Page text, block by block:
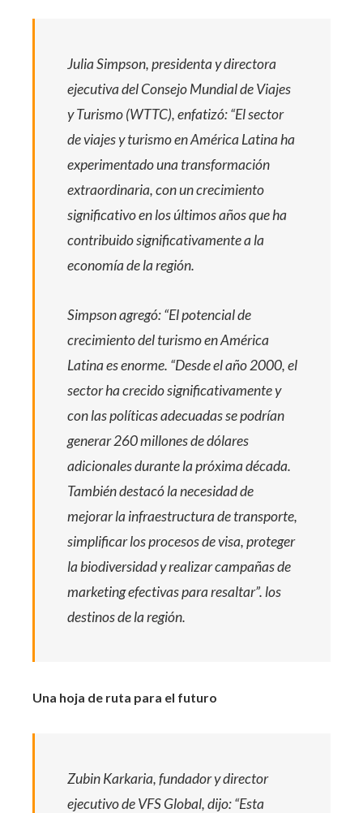
Julia Simpson, presidenta y directora
ejecutiva del Consejo Mundial de Viajes
y Turismo (WTTC), enfatizó: “El sector
de viajes y turismo en América Latina ha
experimentado una transformación
extraordinaria, con un crecimiento
significativo en los últimos años que ha
contribuido significativamente a la
economía de la región.
Simpson agregó: “El potencial de
crecimiento del turismo en América
Latina es enorme. “Desde el año 2000, el
sector ha crecido significativamente y
con las políticas adecuadas se podrían
generar 260 millones de dólares
adicionales durante la próxima década.
También destacó la necesidad de
mejorar la infraestructura de transporte,
simplificar los procesos de visa, proteger
la biodiversidad y realizar campañas de
marketing efectivas para resaltar”. los
destinos de la región.
Una hoja de ruta para el futuro
Zubin Karkaria, fundador y director
ejecutivo de VFS Global, dijo: “Esta